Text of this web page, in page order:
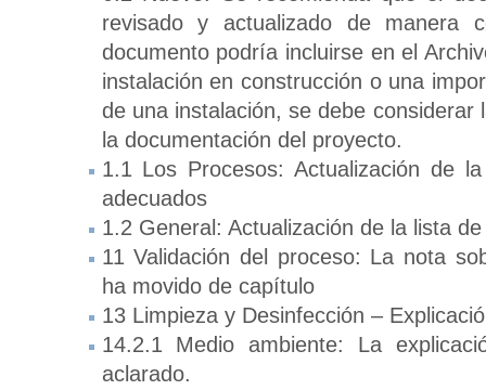
revisado y actualizado de manera
documento podría incluirse en el
instalación en construcción o una
de una instalación, se debe considerar
la documentación del proyecto.
1.1 Los Procesos: Actualización de
adecuados
1.2 General: Actualización de la lista
11 Validación del proceso: La nota
ha movido de capítulo
13 Limpieza y Desinfección –
14.2.1 Medio ambiente: La
aclarado.